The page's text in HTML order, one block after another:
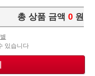
총 상품 금액 0 원
있습니다